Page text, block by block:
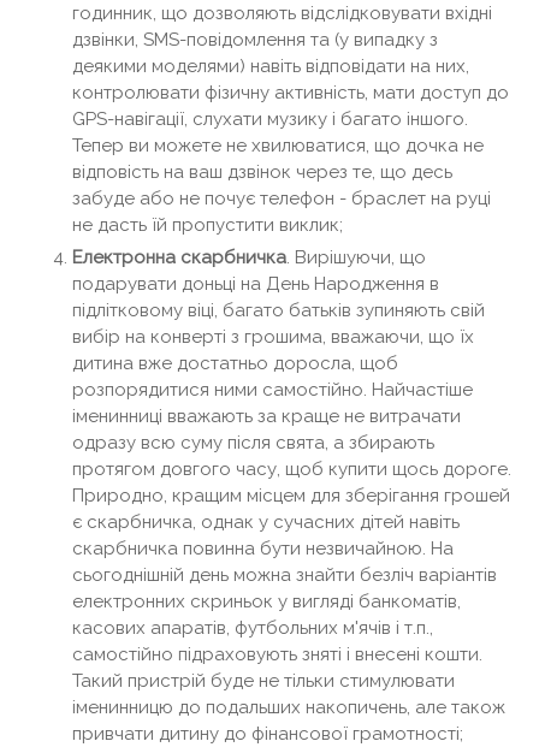
годинник, що дозволяють відслідковувати вхідні
дзвінки, SMS-повідомлення та (у випадку з
деякими моделями) навіть відповідати на них,
контролювати фізичну активність, мати доступ до
GPS-навігації, слухати музику і багато іншого.
Тепер ви можете не хвилюватися, що дочка не
відповість на ваш дзвінок через те, що десь
забуде або не почує телефон - браслет на руці
не дасть їй пропустити виклик;
Електронна скарбничка . Вирішуючи, що
подарувати доньці на День Народження в
підлітковому віці, багато батьків зупиняють свій
вибір на конверті з грошима, вважаючи, що їх
дитина вже достатньо доросла, щоб
розпорядитися ними самостійно. Найчастіше
іменинниці вважають за краще не витрачати
одразу всю суму після свята, а збирають
протягом довгого часу, щоб купити щось дороге.
Природно, кращим місцем для зберігання грошей
є скарбничка, однак у сучасних дітей навіть
скарбничка повинна бути незвичайною. На
сьогоднішній день можна знайти безліч варіантів
електронних скриньок у вигляді банкоматів,
касових апаратів, футбольних м'ячів і т.п.,
самостійно підраховують зняті і внесені кошти.
Такий пристрій буде не тільки стимулювати
іменинницю до подальших накопичень, але також
привчати дитину до фінансової грамотності;